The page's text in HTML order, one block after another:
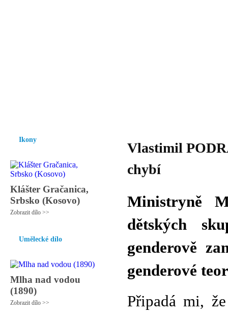
Ikony
Klášter Gračanica,
Srbsko (Kosovo)
Zobrazit dílo >>
Umělecké dílo
Mlha nad vodou
(1890)
Zobrazit dílo >>
Vlastimil
chybí
Ministryně
dětských
genderově
genderové
Připadá mi,